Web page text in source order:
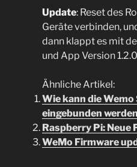
Update: Reset des
Geräte verbinden,
dann klappt es mit
und App Version
Ähnliche Artikel:
Wie kann die
eingebunden
Raspberry Pi: Neue
WeMo Firmware